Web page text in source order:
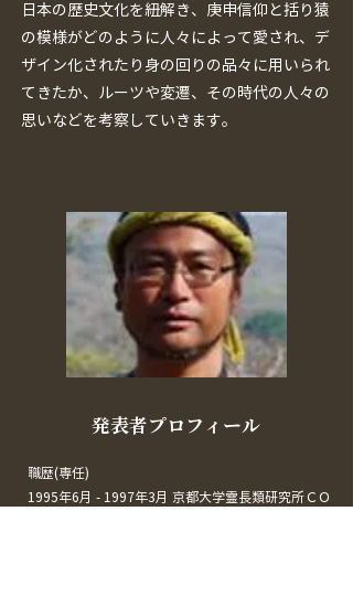
日本の歴史文化を紐解き、庚申信仰と括り猿
の模様がどのように人々によって愛され、デ
ザイン化されたり身の回りの品々に用いられ
てきたか、ルーツや変遷、その時代の人々の
思いなどを考察していきます。
​発表者プロフィール
職歴(専任)
1995年6月 - 1997年3月 京都大学霊長類研究所ＣＯ